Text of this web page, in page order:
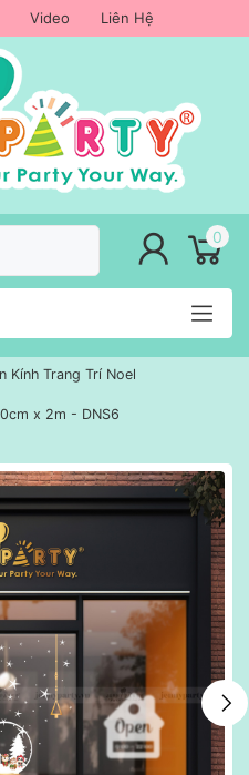
Video Liên Hệ
0
Kính Trang Trí Noel
x 2m - DNS6